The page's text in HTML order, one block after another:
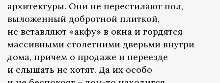
архитектуры. Они не перестилают пол,
выложенный добротной плиткой,
не вставляют «акфу» в окна и гордятся
массивными столетними дверьми внутри
дома, причем о продаже и переезде
и слышать не хотят. Да их особо